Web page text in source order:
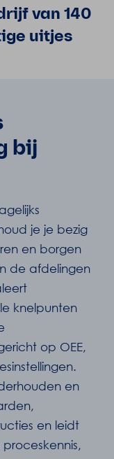
van 140
uitjes
bij
je je bezig
en borgen
de afdelingen
knelpunten
op OEE,
en
en leidt